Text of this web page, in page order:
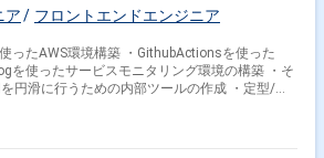
ア
フロントエンドエンジニア
ったAWS環境構築 ・GithubActionsを使った
を使ったサービスモニタリング環境の構築 ・そ
円滑に行うための内部ツールの作成 ・定型/非